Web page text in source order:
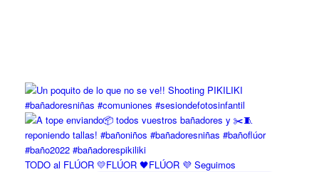
TODO al FLÚOR 💛FLÚOR 🖤FLÚOR 💜 Seguimos